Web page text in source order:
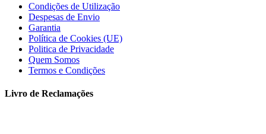
Condições de Utilização
Despesas de Envio
Garantia
Política de Cookies (UE)
Politica de Privacidade
Quem Somos
Termos e Condições
Livro de Reclamações